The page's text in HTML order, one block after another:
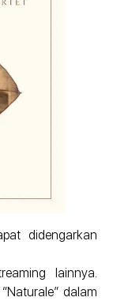
didengarkan
lainnya.
dalam